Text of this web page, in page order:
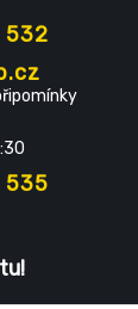
532
535